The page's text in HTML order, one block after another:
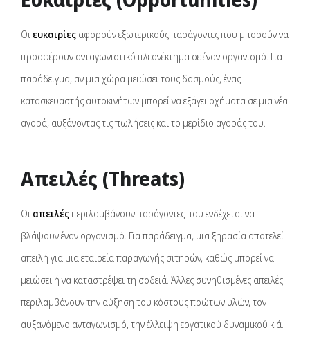
Οι ευκαιρίες αφορούν εξωτερικούς παράγοντες που μπορούν να
προσφέρουν ανταγωνιστικό πλεονέκτημα σε έναν οργανισμό. Για
παράδειγμα, αν μια χώρα μειώσει τους δασμούς, ένας
κατασκευαστής αυτοκινήτων μπορεί να εξάγει οχήματα σε μια νέα
αγορά, αυξάνοντας τις πωλήσεις και το μερίδιο αγοράς του.
Απειλές (Threats)
Οι απειλέςπεριλαμβάνουν παράγοντες που ενδέχεται να
βλάψουν έναν οργανισμό. Για παράδειγμα, μια ξηρασία αποτελεί
απειλή για μια εταιρεία παραγωγής σιτηρών, καθώς μπορεί να
μειώσει ή να καταστρέψει τη σοδειά. Άλλες συνηθισμένες απειλές
περιλαμβάνουν την αύξηση του κόστους πρώτων υλών, τον
αυξανόμενο ανταγωνισμό, την έλλειψη εργατικού δυναμικού κ.ά.